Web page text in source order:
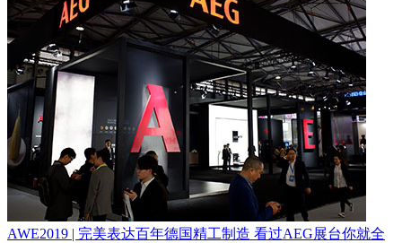
AWE2019 | 完美表达百年德国精工制造 看过AEG展台你就全